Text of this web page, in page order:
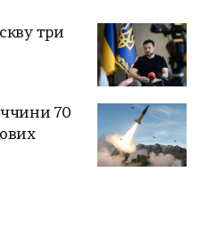
три
70